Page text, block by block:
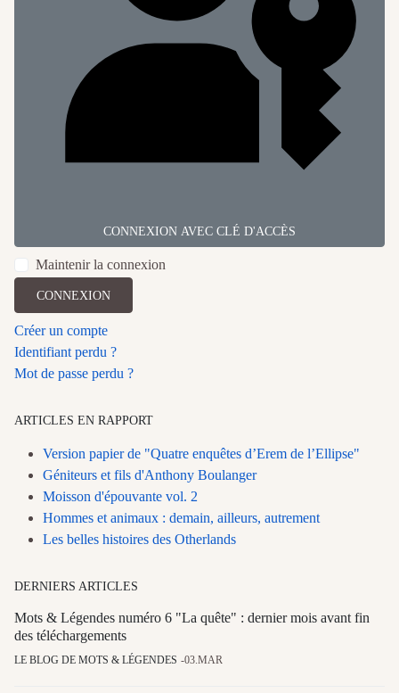
CONNEXION AVEC CLÉ D'ACCÈS
Maintenir la connexion
CONNEXION
Créer un compte
Identifiant perdu ?
Mot de passe perdu ?
ARTICLES EN RAPPORT
Version papier de "Quatre enquêtes d’Erem de l’Ellipse"
Géniteurs et fils d'Anthony Boulanger
Moisson d'épouvante vol. 2
Hommes et animaux : demain, ailleurs, autrement
Les belles histoires des Otherlands
DERNIERS ARTICLES
Mots & Légendes numéro 6 "La quête" : dernier mois avant fin
des téléchargements
LE BLOG DE MOTS & LÉGENDES 03.MAR